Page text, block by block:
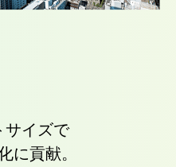
サイズで
に貢献。